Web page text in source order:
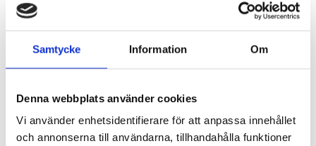
Samtycke Information Om
Denna webbplats använder cookies
Vi använder enhetsidentifierare för att anpassa innehållet
och annonserna till användarna, tillhandahålla funktioner
Armaturer/B16A säkring:
Överspänningsskydd CM
kV/kA:
2
Överspänningsskydd DM
1
Ljusstyrning